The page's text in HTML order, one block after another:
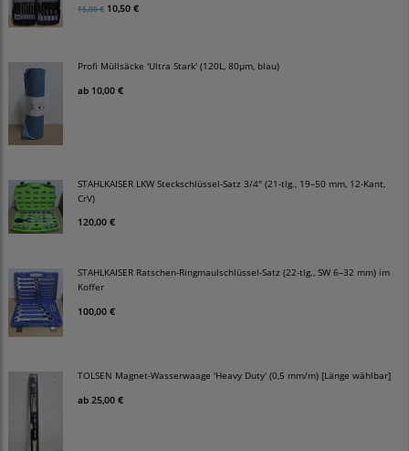
15,00 € 10,50 €
Profi Müllsäcke 'Ultra Stark' (120L, 80µm, blau)
ab 10,00 €
STAHLKAISER LKW Steckschlüssel-Satz 3/4" (21-tlg., 19–50 mm, 12-Kant,
CrV)
120,00 €
STAHLKAISER Ratschen-Ringmaulschlüssel-Satz (22-tlg., SW 6–32 mm) im
Koffer
100,00 €
TOLSEN Magnet-Wasserwaage 'Heavy Duty' (0,5 mm/m) [Länge wählbar]
ab 25,00 €